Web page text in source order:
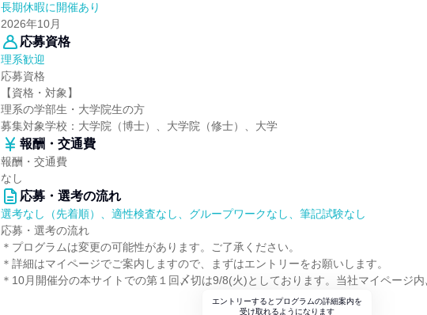
長期休暇に開催あり
2026年10月
応募資格
理系歓迎
応募資格
【資格・対象】
理系の学部生・大学院生の方
募集対象学校：大学院（博士）、大学院（修士）、大学
報酬・交通費
報酬・交通費
なし
応募・選考の流れ
選考なし（先着順）、適性検査なし、グループワークなし、筆記試験なし
応募・選考の流れ
＊プログラムは変更の可能性があります。ご了承ください。
＊詳細はマイページでご案内しますので、まずはエントリーをお願いします。
＊10月開催分の本サイトでの第１回〆切は9/8(火)としております。当社マイページ内
エントリーするとプログラムの詳細案内を
受け取れるようになります